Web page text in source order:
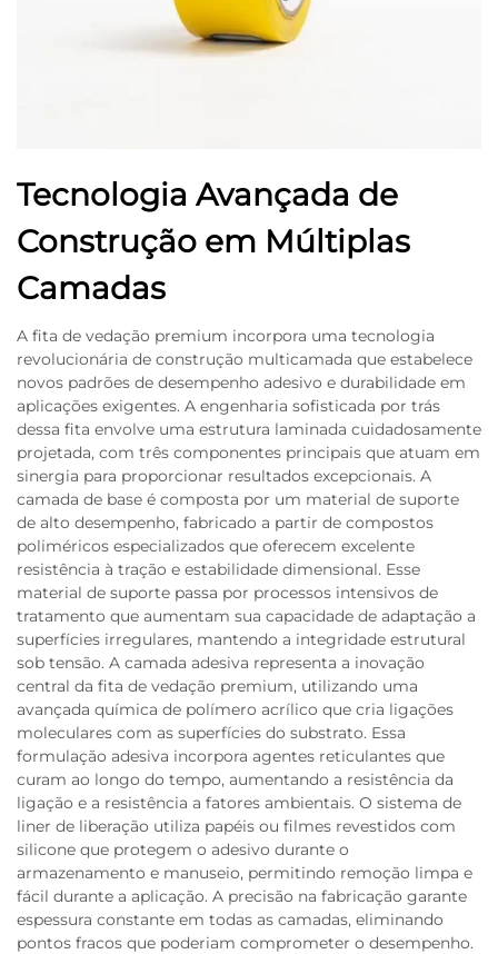
Tecnologia Avançada de
Construção em Múltiplas
Camadas
A fita de vedação premium incorpora uma tecnologia
revolucionária de construção multicamada que estabelece
novos padrões de desempenho adesivo e durabilidade em
aplicações exigentes. A engenharia sofisticada por trás
dessa fita envolve uma estrutura laminada cuidadosamente
projetada, com três componentes principais que atuam em
sinergia para proporcionar resultados excepcionais. A
camada de base é composta por um material de suporte
de alto desempenho, fabricado a partir de compostos
poliméricos especializados que oferecem excelente
resistência à tração e estabilidade dimensional. Esse
material de suporte passa por processos intensivos de
tratamento que aumentam sua capacidade de adaptação a
superfícies irregulares, mantendo a integridade estrutural
sob tensão. A camada adesiva representa a inovação
central da fita de vedação premium, utilizando uma
avançada química de polímero acrílico que cria ligações
moleculares com as superfícies do substrato. Essa
formulação adesiva incorpora agentes reticulantes que
curam ao longo do tempo, aumentando a resistência da
ligação e a resistência a fatores ambientais. O sistema de
liner de liberação utiliza papéis ou filmes revestidos com
silicone que protegem o adesivo durante o
armazenamento e manuseio, permitindo remoção limpa e
fácil durante a aplicação. A precisão na fabricação garante
espessura constante em todas as camadas, eliminando
pontos fracos que poderiam comprometer o desempenho.